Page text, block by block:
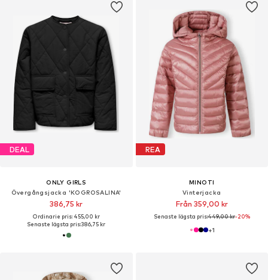
DEAL
ONLY GIRLS
Övergångsjacka 'KOGROSALINA'
386,75 kr
Ordinarie pris: 455,00 kr
Senaste lägsta pris:386,75 kr
REA
MINOTI
Vinterjacka
Från 359,00 kr
Senaste lägsta pris:449,00 kr-20%
+1